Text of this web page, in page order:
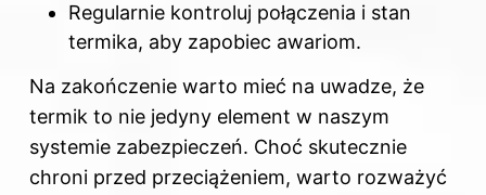
Regularnie kontroluj połączenia i stan
termika, aby zapobiec awariom.
Na zakończenie warto mieć na uwadze, że
termik to nie jedyny element w naszym
systemie zabezpieczeń. Choć skutecznie
chroni przed przeciążeniem, warto rozważyć